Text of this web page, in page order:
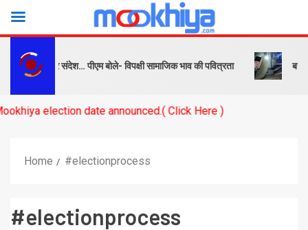
को सबक और संदेश… पीएम बोले- विपक्षी सामाजिक भाव की पवित्रता बनारस
election date announced.( Click Here )
Home #electionprocess
#electionprocess